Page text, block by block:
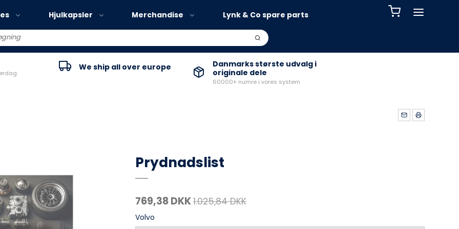
Volvo EX30
Hjulkapsler Merchandise Lynk & Co spare parts
We ship all over europe
Danmarks største udvalg i
originale dele
60000+ numre i vores system
Prydnadslist
769,38 DKK1.025,84 DKK
Volvo